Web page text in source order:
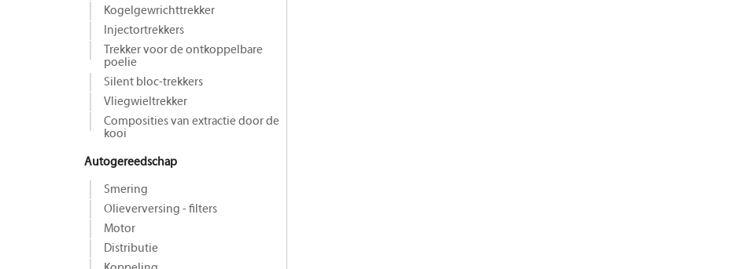
Kogelgewrichttrekker
Injectortrekkers
Trekker voor de ontkoppelbare
poelie
Silent bloc-trekkers
Vliegwieltrekker
Composities van extractie door de
kooi
Autogereedschap
Smering
Olieverversing - filters
Motor
Distributie